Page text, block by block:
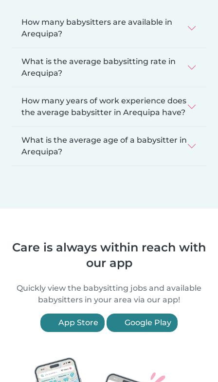
How many babysitters are available in
Arequipa?
What is the average babysitting rate in
Arequipa?
How many years of work experience does
the average babysitter in Arequipa have?
What is the average age of a babysitter in
Arequipa?
Care is always within reach with
our app
Quickly view the babysitting jobs and available
babysitters in your area via our app!
App Store Google Play